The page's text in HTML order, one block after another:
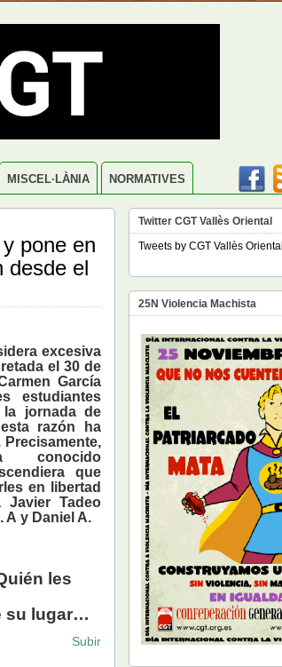
MISCEL·LÀNIA NORMATIVES
pone en
desde el
excesiva
el 30 de
García
estudiantes
la jornada de
razón ha
que
en libertad
Javier Tadeo
A y Daniel A.
les
su lugar…
Subir
Twitter CGT Vallès Oriental
Tweets by CGT Vallès Oriental
25N Violencia Machista